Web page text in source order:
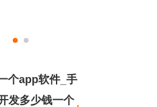
个app软件_手
发多少钱一个